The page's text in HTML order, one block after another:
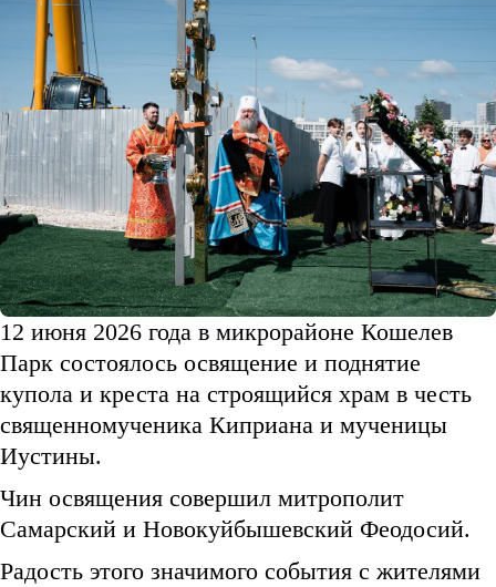
12 июня 2026 года в микрорайоне Кошелев
Парк состоялось освящение и поднятие
купола и креста на строящийся храм в честь
священномученика Киприана и мученицы
Иустины.
Чин освящения совершил митрополит
Самарский и Новокуйбышевский Феодосий.
Радость этого значимого события с жителями